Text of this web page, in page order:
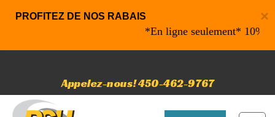
×
PROFITEZ DE NOS RABAIS
*En ligne seulement* 10% de
Appelez-nous! 450-462-9767